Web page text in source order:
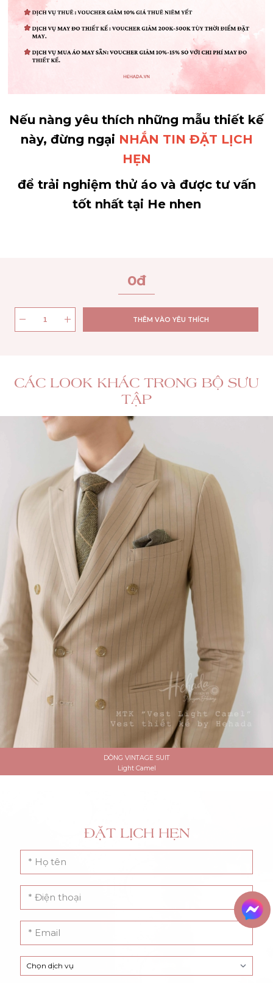
Nếu nàng yêu thích những mẫu thiết kế
này, đừng ngại NHẮN TIN ĐẶT LỊCH
HẸN
để trải nghiệm thử áo và được tư vấn
tốt nhất tại He nhen
0đ
THÊM VÀO YÊU THÍCH
CÁC LOOK KHÁC TRONG BỘ SƯU
TẬP
CUSTOM SCRIPT VEIL
Lúp Voan Thiết Kế 31
ĐẶT LỊCH HẸN